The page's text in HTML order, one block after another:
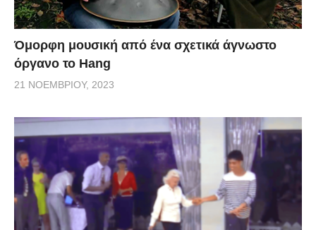
Όμορφη μουσική από ένα σχετικά άγνωστο
όργανο το Hang
21 ΝΟΕΜΒΡΊΟΥ, 2023